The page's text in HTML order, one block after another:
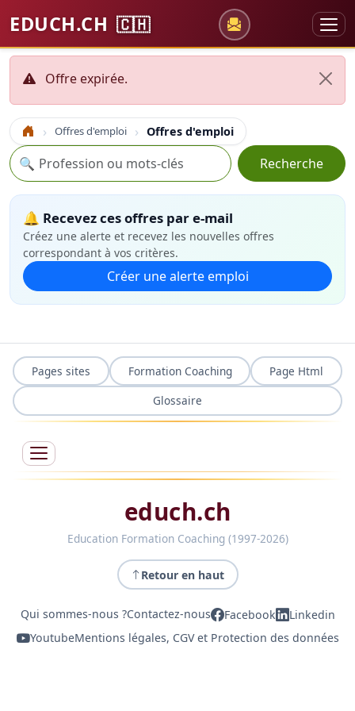
EDUCH.CH 🇨🇭
Offre expirée.
Accueil Offres d'emploi Offres d'emploi
Recherche
🔍 Recherche
🔔 Recevez ces offres par e-mail
Créez une alerte et recevez les nouvelles offres
correspondant à vos critères.
Créer une alerte emploi
Pages sites Formation Coaching
Page Html
Glossaire
educh.ch
Education Formation Coaching (1997-2026)
Retour en haut
Qui sommes-nous ?Contactez-nous Facebook
Linkedin
YoutubeMentions légales, CGV et Protection des données